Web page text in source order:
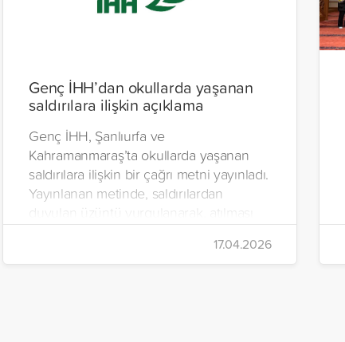
Genç İHH’dan okullarda yaşanan
saldırılara ilişkin açıklama
Genç İHH, Şanlıurfa ve
Kahramanmaraş’ta okullarda yaşanan
saldırılara ilişkin bir çağrı metni yayınladı.
Yayınlanan metinde, saldırılardan
duyulan üzüntü vurgulanarak, atılması
gereken adımlara ilişkin öneriler
17.04.2026